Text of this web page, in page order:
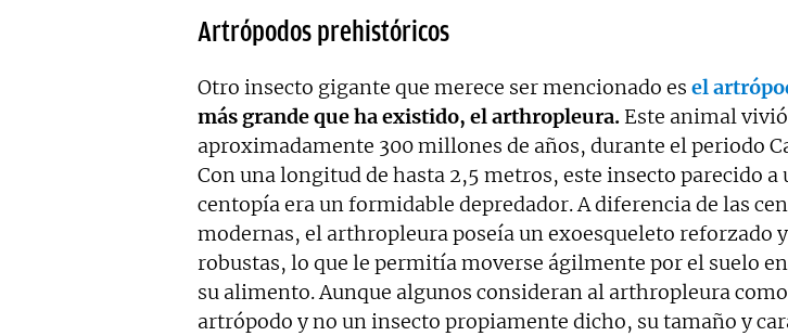
Artrópodos prehistóricos
Otro insecto gigante que merece ser mencionado es el
más grande que ha existido, el arthropleura. Este animal
aproximadamente 300 millones de años, durante el periodo
Con una longitud de hasta 2,5 metros, este insecto parecido a
centopía era un formidable depredador. A diferencia de las
modernas, el arthropleura poseía un exoesqueleto reforzado
robustas, lo que le permitía moverse ágilmente por el suelo en
su alimento. Aunque algunos consideran al arthropleura
artrópodo y no un insecto propiamente dicho, su tamaño y